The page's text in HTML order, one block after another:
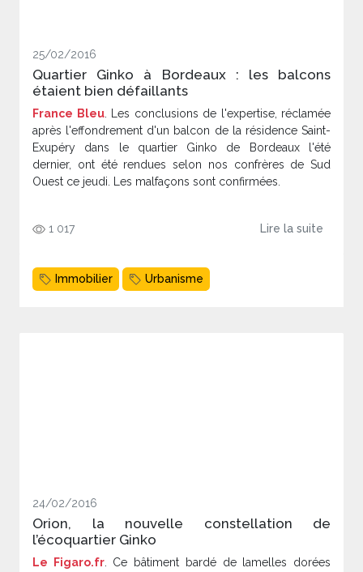
25/02/2016
Quartier Ginko à Bordeaux : les balcons
étaient bien défaillants
France Bleu. Les conclusions de l'expertise, réclamée
après l'effondrement d'un balcon de la résidence Saint-
Exupéry dans le quartier Ginko de Bordeaux l'été
dernier, ont été rendues selon nos confrères de Sud
Ouest ce jeudi. Les malfaçons sont confirmées.
1 017 Lire la suite
Immobilier Urbanisme
24/02/2016
Orion, la nouvelle constellation de
l’écoquartier Ginko
Le Figaro.fr. Ce bâtiment bardé de lamelles dorées